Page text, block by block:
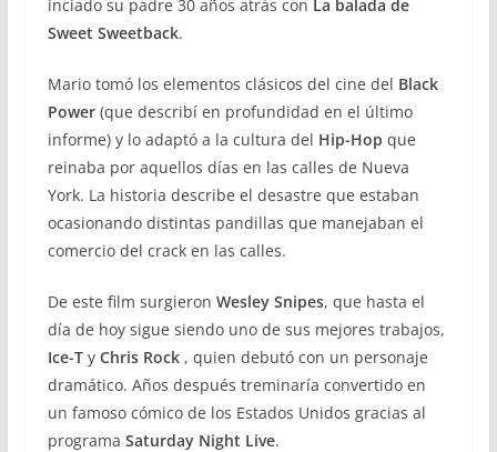
inciado su padre 30 años atrás con La balada de
Sweet Sweetback.
Mario tomó los elementos clásicos del cine del Black
Power(que describí en profundidad en el último
informe) y lo adaptó a la cultura del Hip-Hop que
reinaba por aquellos días en las calles de Nueva
York. La historia describe el desastre que estaban
ocasionando distintas pandillas que manejaban el
comercio del crack en las calles.
De este film surgieron Wesley Snipes, que hasta el
día de hoy sigue siendo uno de sus mejores trabajos,
Ice-T y Chris Rock, quien debutó con un personaje
dramático. Años después treminaría convertido en
un famoso cómico de los Estados Unidos gracias al
programa Saturday Night Live.